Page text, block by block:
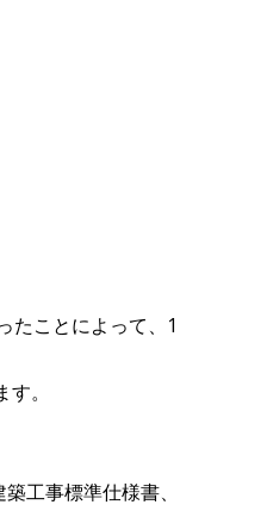
たことによって、1
。
工事標準仕様書、